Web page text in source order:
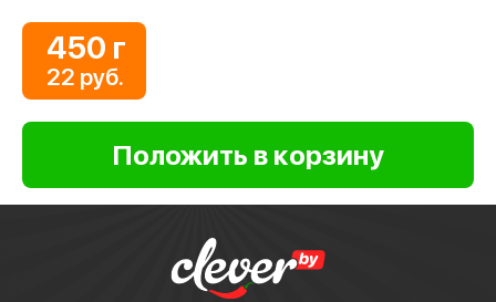
450 г
22 руб.